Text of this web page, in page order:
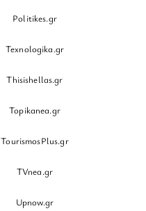
Politikes.gr
Texnologika.gr
Thisishellas.gr
Topikanea.gr
TourismosPlus.gr
TVnea.gr
Upnow.gr